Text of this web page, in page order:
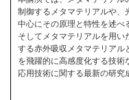
制御するメタマテリアルや、
中心にその原理と特性を述べ
そしてメタマテリアルを用
する赤外吸収メタマテリア
を飛躍的に高感度化する技
応用技術に関する最新の研究